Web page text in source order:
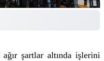
şartlar altında işlerini